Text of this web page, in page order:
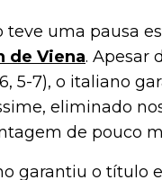
teve uma pausa
de Viena. Apesar
5-7), o italiano
eliminado
de pouco
garantiu o título